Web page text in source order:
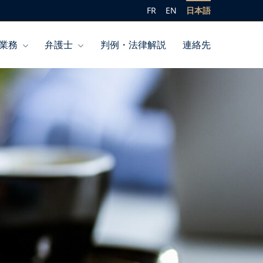
FR EN 日本語
務 弁護士 判例・法律解説 連絡先